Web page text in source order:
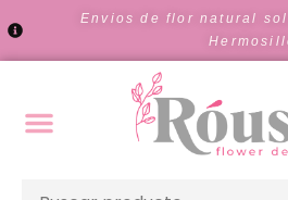
Envios de flor natural